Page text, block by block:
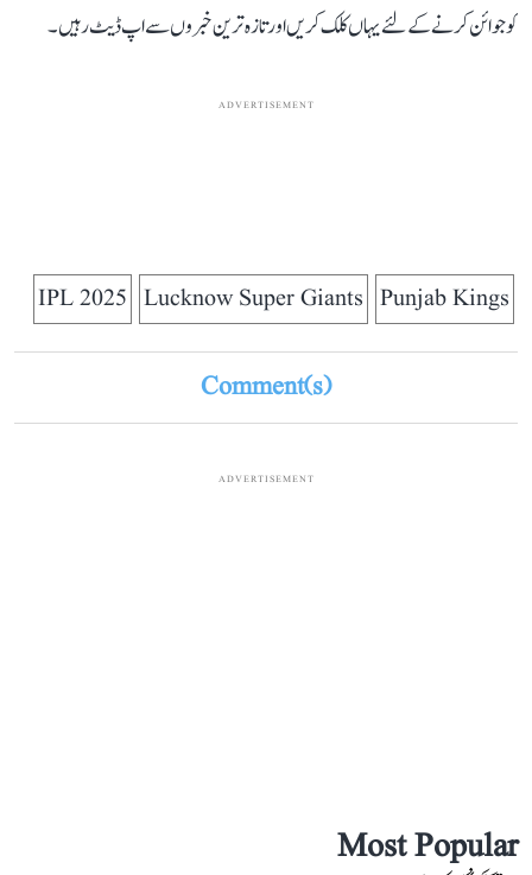
کو جوائن کرنے کے لئے یہاں کلک کریں اور تازہ ترین خبروں سے اپ ڈیٹ رہیں۔
ADVERTISEMENT
Punjab Kings
Lucknow Super Giants
IPL 2025
Comment(s)
ADVERTISEMENT
Most Popular